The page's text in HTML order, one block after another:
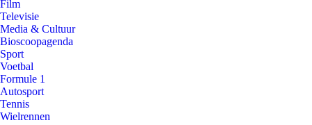
Film
Televisie
Media & Cultuur
Bioscoopagenda
Sport
Voetbal
Formule 1
Autosport
Tennis
Wielrennen